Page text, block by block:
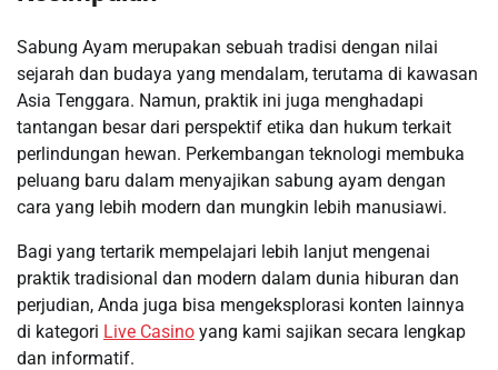
Sabung Ayam merupakan sebuah tradisi dengan nilai
sejarah dan budaya yang mendalam, terutama di kawasan
Asia Tenggara. Namun, praktik ini juga menghadapi
tantangan besar dari perspektif etika dan hukum terkait
perlindungan hewan. Perkembangan teknologi membuka
peluang baru dalam menyajikan sabung ayam dengan
cara yang lebih modern dan mungkin lebih manusiawi.
Bagi yang tertarik mempelajari lebih lanjut mengenai
praktik tradisional dan modern dalam dunia hiburan dan
perjudian, Anda juga bisa mengeksplorasi konten lainnya
di kategori Live Casino yang kami sajikan secara lengkap
dan informatif.